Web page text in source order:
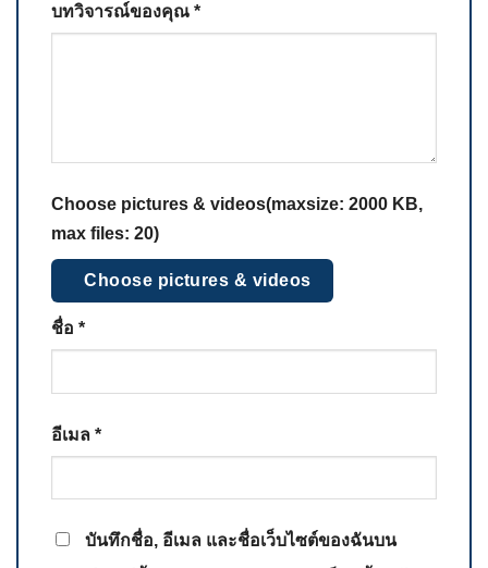
บทวิจารณ์ของคุณ *
Choose pictures & videos(maxsize: 2000 KB,
max files: 20)
Choose pictures & videos
ชื่อ *
อีเมล *
บันทึกชื่อ, อีเมล และชื่อเว็บไซต์ของฉันบน